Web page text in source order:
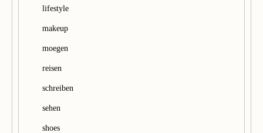
lifestyle
makeup
moegen
reisen
schreiben
sehen
shoes